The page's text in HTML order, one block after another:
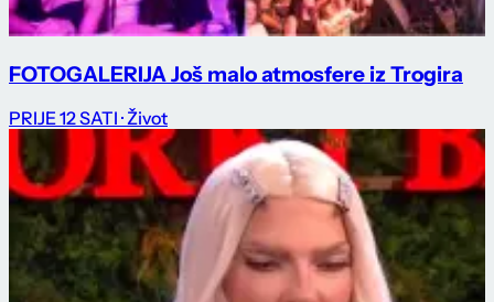
FOTOGALERIJA Još malo atmosfere iz Trogira
PRIJE 12 SATI · Život